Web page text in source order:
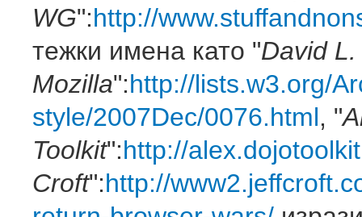
WG":http://
тежки имена като "David
Mozilla":http://lists.w3.org/
style/2007Dec/0076.html, "
Toolkit":http://
Croft":http://